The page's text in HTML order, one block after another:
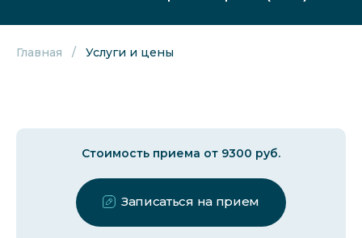
Главная Услуги и цены
Стоимость приема от 9300 руб.
Записаться на прием